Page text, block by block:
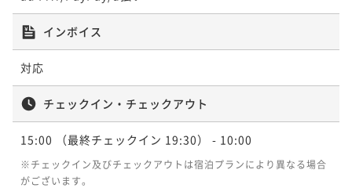
二食付き 事前決済可
IN 15:00 - 19:00 OUT10:00
《バイキング》伊勢海老姿造り（国内産）一尾付き
二食付き 事前決済可
IN 15:00 - 19:00 OUT10:00
インボイス
対応
チェックイン・チェックアウト
15:00 （最終チェックイン 19:30） - 10:00
※チェックイン及びチェックアウトは宿泊プランにより異なる場合
がございます。